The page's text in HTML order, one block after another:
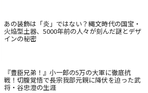
あの装飾は「炎」ではない？縄文時代の国宝・
火焔型土器、5000年前の人々が刻んだ謎とデザ
インの秘密
『豊臣兄弟！』小一郎の5万の大軍に徹底抗
戦！切腹覚悟で長宗我部元親に降伏を迫った武
将・谷忠澄の生涯